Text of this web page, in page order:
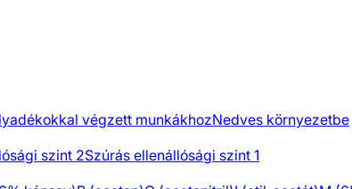
végzett munkákhozNedves környezetbe
szint 2Szúrás ellenállósági szint 1